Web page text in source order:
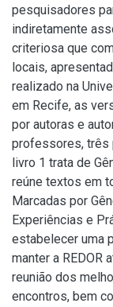
pesquisadores
indiretamente
criteriosa que
locais,
realizado na
em Recife, as
por autoras e
professores, três
livro 1 trata de
reúne textos em
Marcadas por
Experiências e
estabelecer uma
manter a REDOR
reunião dos
encontros, bem